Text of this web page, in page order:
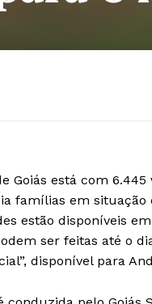
Goiás está com
famílias em situação
estão disponíveis
ser feitas até o
disponível para